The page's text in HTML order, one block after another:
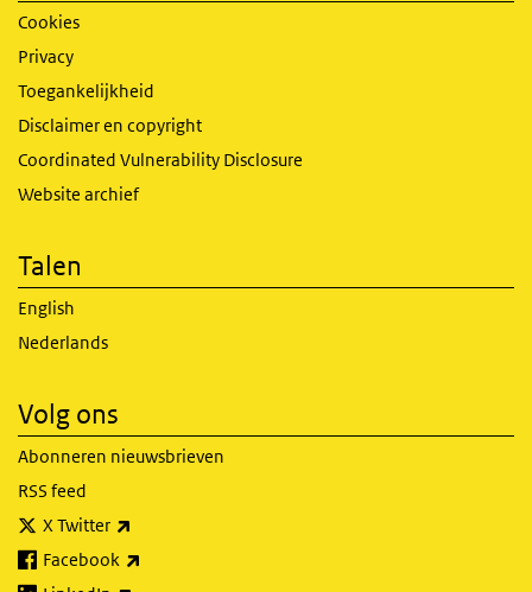
Cookies
Privacy
Toegankelijkheid
Disclaimer en copyright
Coordinated Vulnerability Disclosure
Website archief
Talen
English
Nederlands
Volg ons
Abonneren nieuwsbrieven
RSS feed
X Twitter
Facebook